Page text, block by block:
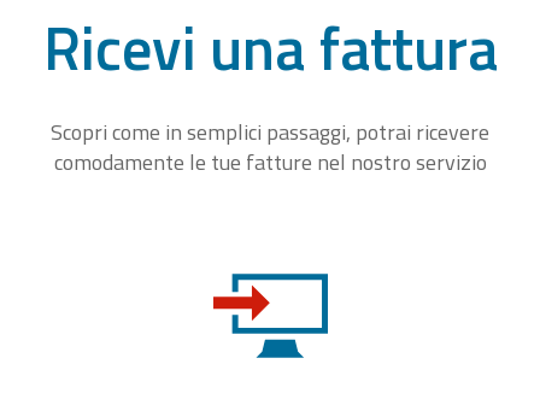
Ricevi una fattura
Scopri come in semplici passaggi, potrai ricevere
comodamente le tue fatture nel nostro servizio